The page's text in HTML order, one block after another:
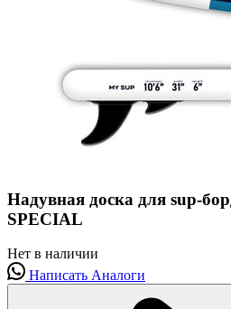
Надувная доска для sup-
SPECIAL
Нет в наличии
Написать Аналоги